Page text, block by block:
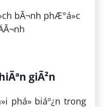
giÃ²n
phá» biáº¿n trong